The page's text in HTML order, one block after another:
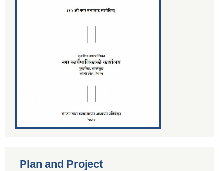
Plan and Project